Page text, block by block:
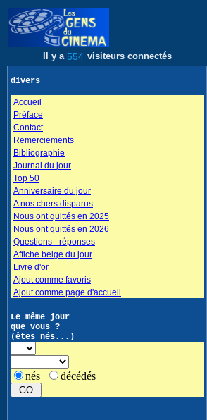
Il y a 554 visiteurs connectés
divers
Accueil
Préface
Contact
Remerciements
Bibliographie
Journal du jour
Top 50
Anniversaire du jour
A nos chers disparus
Nous ont quittés en 2025
Nous ont quittés en 2026
Questions - réponses
Affiche belge du jour
Livre d'or
Ajout comme favoris
Ajout comme page d'accueil
Le même jour
que vous ?
(êtes nés...)
nés décédés